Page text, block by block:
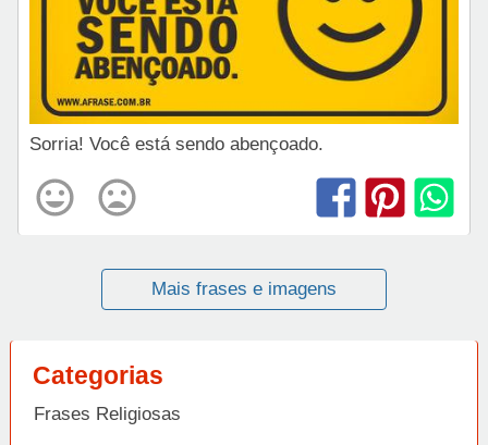
Sorria! Você está sendo abençoado.
Mais frases e imagens
Categorias
Frases Religiosas